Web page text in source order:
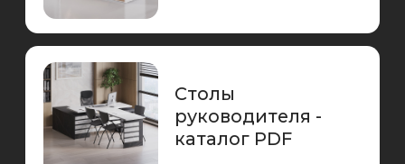
Столы для
переговоров -
каталог PDF
письменные -